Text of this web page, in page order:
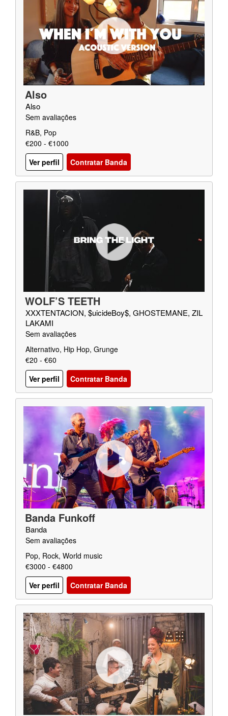
Also
Also
Sem avaliações
R&B, Pop
€200 - €1000
Ver perfil
Contratar Banda
WOLF’S TEETH
XXXTENTACION, $uicideBoy$, GHOSTEMANE, ZIL
LAKAMI
Sem avaliações
Alternativo, Hip Hop, Grunge
€20 - €60
Ver perfil
Contratar Banda
Banda Funkoff
Banda
Sem avaliações
Pop, Rock, World music
€3000 - €4800
Ver perfil
Contratar Banda